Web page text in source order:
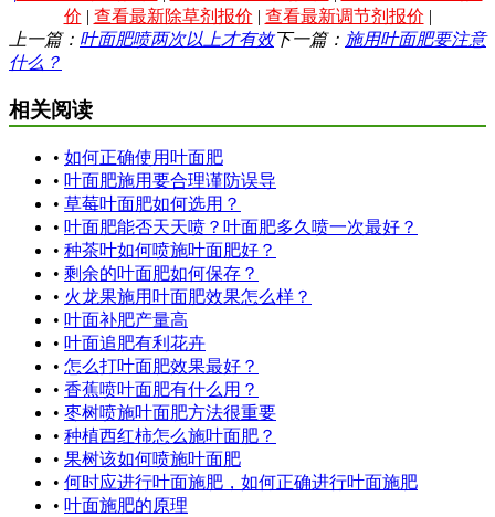
价 | 查看最新除草剂报价 | 查看最新调节剂报价 |
上一篇： 叶面肥喷两次以上才有效下一篇： 施用叶面肥要注意
什么？
相关阅读
• 如何正确使用叶面肥
• 叶面肥施用要合理谨防误导
• 草莓叶面肥如何选用？
• 叶面肥能否天天喷？叶面肥多久喷一次最好？
• 种茶叶如何喷施叶面肥好？
• 剩余的叶面肥如何保存？
• 火龙果施用叶面肥效果怎么样？
• 叶面补肥产量高
• 叶面追肥有利花卉
• 怎么打叶面肥效果最好？
• 香蕉喷叶面肥有什么用？
• 枣树喷施叶面肥方法很重要
• 种植西红柿怎么施叶面肥？
• 果树该如何喷施叶面肥
• 何时应进行叶面施肥，如何正确进行叶面施肥
• 叶面施肥的原理